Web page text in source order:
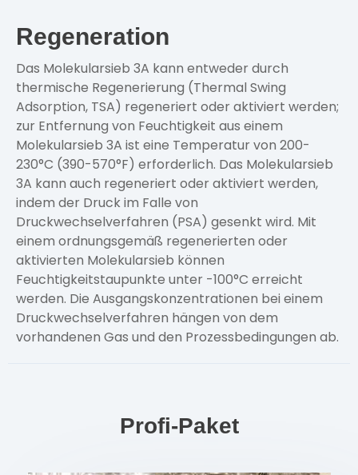
Regeneration
Das Molekularsieb 3A kann entweder durch
thermische Regenerierung (Thermal Swing
Adsorption, TSA) regeneriert oder aktiviert werden;
zur Entfernung von Feuchtigkeit aus einem
Molekularsieb 3A ist eine Temperatur von 200-
230°C (390-570°F) erforderlich. Das Molekularsieb
3A kann auch regeneriert oder aktiviert werden,
indem der Druck im Falle von
Druckwechselverfahren (PSA) gesenkt wird. Mit
einem ordnungsgemäß regenerierten oder
aktivierten Molekularsieb können
Feuchtigkeitstaupunkte unter -100°C erreicht
werden. Die Ausgangskonzentrationen bei einem
Druckwechselverfahren hängen von dem
vorhandenen Gas und den Prozessbedingungen ab.
Profi-Paket